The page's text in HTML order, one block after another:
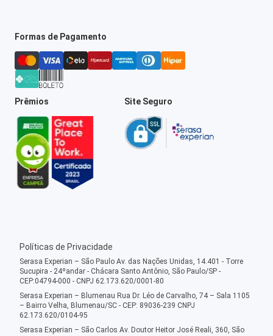
Formas de Pagamento
Prêmios Site Seguro
Políticas de Privacidade
Serasa Experian – São Paulo Av. das Nações Unidas, 14.401 - Torre
Sucupira - 24ºandar - Chácara Santo Antônio, São Paulo/SP -
CEP:04794-000 - CNPJ 62.173.620/0001-80
Serasa Experian – Blumenau Rua Dr. Léo de Carvalho, 74 – Sala 1105
– Bairro Velha, Blumenau/SC - CEP: 89036-239 CNPJ
62.173.620/0104-95
Serasa Experian – São Carlos Av. Doutor Heitor José Reali, 360, São